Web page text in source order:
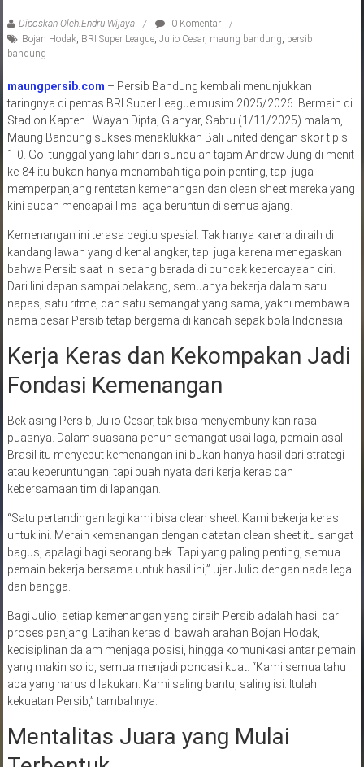
Diposkan Oleh:Endru Wijaya
0 Komentar
Bojan Hodak, BRI Super League, Julio Cesar, maung bandung persib
bandung
maungpersib.com – Persib Bandung kembali menunjukkan
taringnya di pentas BRI Super League musim 2025/2026. Bermain di
Stadion Kapten I Wayan Dipta, Gianyar, Sabtu (1/11/2025) malam,
Maung Bandung sukses menaklukkan Bali United dengan skor tipis
1-0. Gol tunggal yang lahir dari sundulan tajam Andrew Jung di menit
ke-84 itu bukan hanya menambah tiga poin penting, tapi juga
memperpanjang rentetan kemenangan dan clean sheet mereka yang
kini sudah mencapai lima laga beruntun di semua ajang.
Kemenangan ini terasa begitu spesial. Tak hanya karena diraih di
kandang lawan yang dikenal angker, tapi juga karena menegaskan
bahwa Persib saat ini sedang berada di puncak kepercayaan diri.
Dari lini depan sampai belakang, semuanya bekerja dalam satu
napas, satu ritme, dan satu semangat yang sama, yakni membawa
nama besar Persib tetap bergema di kancah sepak bola Indonesia.
Kerja Keras dan Kekompakan Jadi
Fondasi Kemenangan
Bek asing Persib, Julio Cesar, tak bisa menyembunyikan rasa
puasnya. Dalam suasana penuh semangat usai laga, pemain asal
Brasil itu menyebut kemenangan ini bukan hanya hasil dari strategi
atau keberuntungan, tapi buah nyata dari kerja keras dan
kebersamaan tim di lapangan.
“Satu pertandingan lagi kami bisa clean sheet. Kami bekerja keras
untuk ini. Meraih kemenangan dengan catatan clean sheet itu sangat
bagus, apalagi bagi seorang bek. Tapi yang paling penting, semua
pemain bekerja bersama untuk hasil ini,” ujar Julio dengan nada lega
dan bangga.
Bagi Julio, setiap kemenangan yang diraih Persib adalah hasil dari
proses panjang. Latihan keras di bawah arahan Bojan Hodak,
kedisiplinan dalam menjaga posisi, hingga komunikasi antar pemain
yang makin solid, semua menjadi pondasi kuat. “Kami semua tahu
apa yang harus dilakukan. Kami saling bantu, saling isi. Itulah
kekuatan Persib,” tambahnya.
Mentalitas Juara yang Mulai